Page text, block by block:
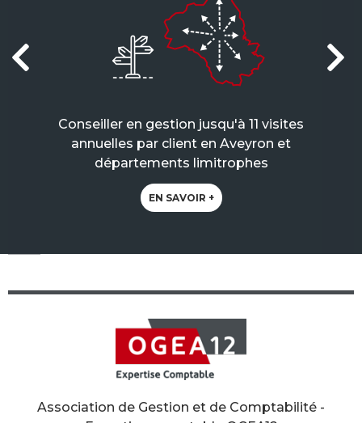
Conseiller en gestion jusqu'à 11 visites
annuelles par client en Aveyron et
départements limitrophes
EN SAVOIR +
Association de Gestion et de Comptabilité -